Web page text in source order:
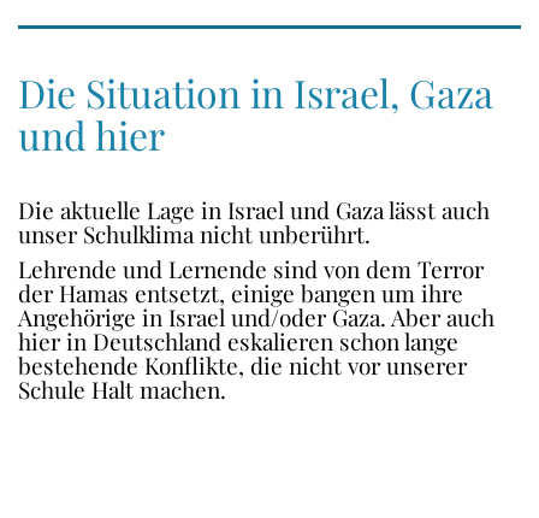
Die Situation in Israel, Gaza
und hier
Die aktuelle Lage in Israel und Gaza lässt auch
unser Schulklima nicht unberührt.
Lehrende und Lernende sind von dem Terror
der Hamas entsetzt, einige bangen um ihre
Angehörige in Israel und/oder Gaza. Aber auch
hier in Deutschland eskalieren schon lange
bestehende Konflikte, die nicht vor unserer
Schule Halt machen.